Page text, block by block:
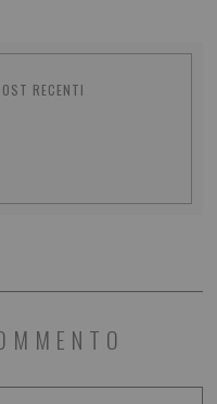
RECENTI